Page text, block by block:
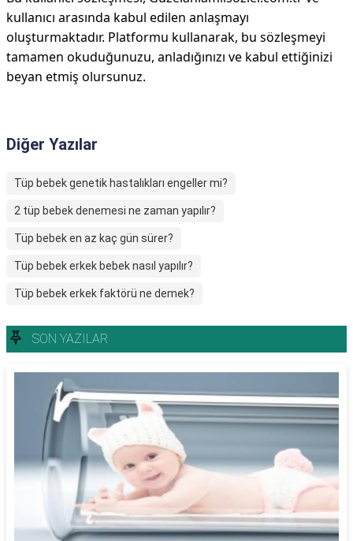
kullanıcı arasında kabul edilen anlaşmayı
oluşturmaktadır. Platformu kullanarak, bu sözleşmeyi
tamamen okuduğunuzu, anladığınızı ve kabul ettiğinizi
beyan etmiş olursunuz.
Diğer Yazılar
Tüp bebek genetik hastalıkları engeller mi?
2 tüp bebek denemesi ne zaman yapılır?
Tüp bebek en az kaç gün sürer?
Tüp bebek erkek bebek nasıl yapılır?
Tüp bebek erkek faktörü ne demek?
SON YAZILAR